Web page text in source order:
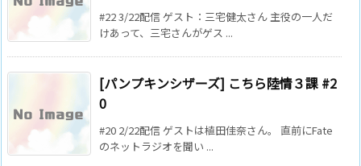
#22 3/22配信 ゲスト：三宅健太さん 主役の一人だ
けあって、三宅さんがゲス ...
[パンプキンシザーズ] こちら陸情３課 #2
0
#20 2/22配信 ゲストは植田佳奈さん。 直前にFate
のネットラジオを聞い ...